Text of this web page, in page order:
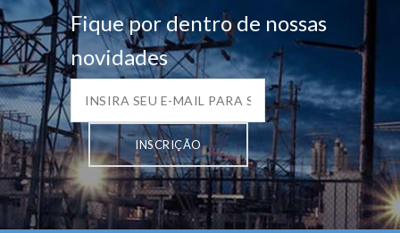
Fique por dentro de nossas
novidades